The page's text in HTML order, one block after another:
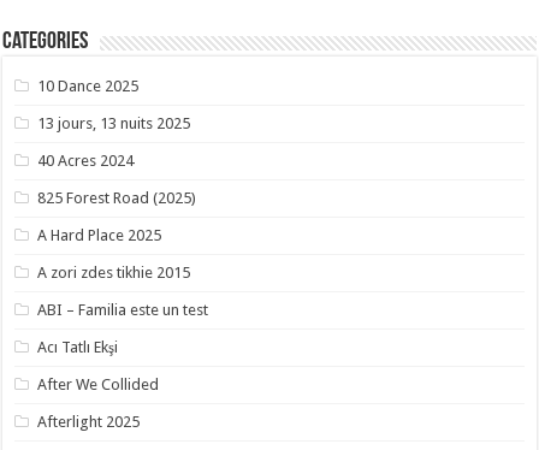
Categories
10 Dance 2025
13 jours, 13 nuits 2025
40 Acres 2024
825 Forest Road (2025)
A Hard Place 2025
A zori zdes tikhie 2015
ABI – Familia este un test
Acı Tatlı Ekşi
After We Collided
Afterlight 2025